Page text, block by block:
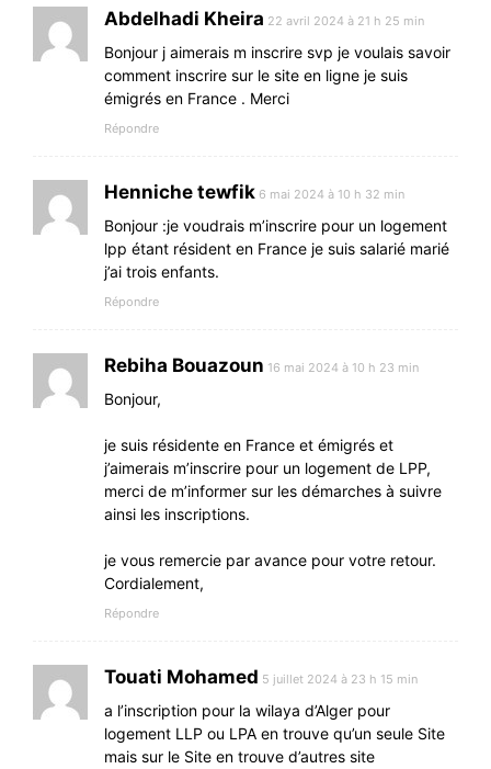
Abdelhadi Kheira 22 avril 2024 à 21 h 25 min
Bonjour j aimerais m inscrire svp je voulais savoir
comment inscrire sur le site en ligne je suis
émigrés en France . Merci
Répondre
Henniche tewfik 6 mai 2024 à 10 h 32 min
Bonjour :je voudrais m’inscrire pour un logement
lpp étant résident en France je suis salarié marié
j’ai trois enfants.
Répondre
Rebiha Bouazoun 16 mai 2024 à 10 h 23 min
Bonjour,
je suis résidente en France et émigrés et
j’aimerais m’inscrire pour un logement de LPP,
merci de m’informer sur les démarches à suivre
ainsi les inscriptions.
je vous remercie par avance pour votre retour.
Cordialement,
Répondre
Touati Mohamed 5 juillet 2024 à 23 h 15 min
a l’inscription pour la wilaya d’Alger pour
logement LLP ou LPA en trouve qu’un seule Site
mais sur le Site en trouve d’autres site